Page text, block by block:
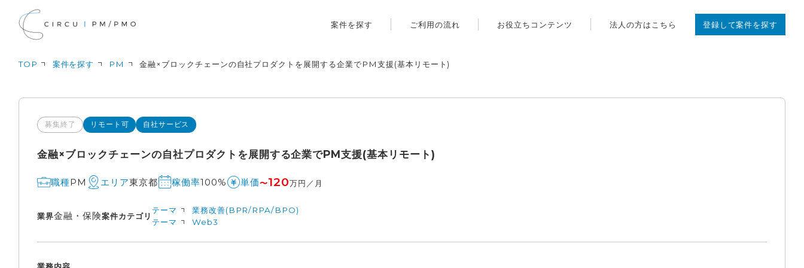
案件を探す ご利用の流れ お役立ちコンテンツ 法人の方はこちら 登録して案件を探す
TOP 案件を探す PM 金融×ブロックチェーンの自社プロダクトを展開する企業でPM支援(基本リモート)
募集終了 リモート可 自社サービス
金融×ブロックチェーンの自社プロダクトを展開する企業でPM支援(基本リモート)
職種PM エリア東京都 稼働率100% 単価〜120万円／月
業界金融・保険案件カテゴリ
テーマ
業務改善(BPR/RPA/BPO)
テーマ
Web3